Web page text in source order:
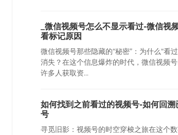
_微信视频号怎么不显示看过-微信视
看标记原因
微信视频号那些隐藏的“秘密”：为什么“看
消失？在这个信息爆炸的时代，微信视频
许多人获取资...
如何找到之前看过的视频号-如何回溯
号
寻觅旧影：视频号的时空穿梭之旅在这个